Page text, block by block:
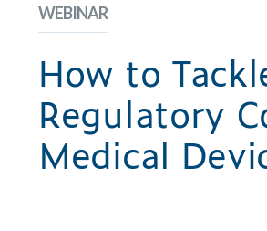
WEBINAR
How to
Regulatory
Medical